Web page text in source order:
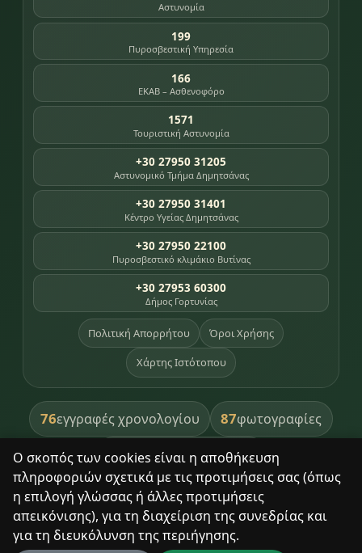
Ο σκοπός των cookies είναι η αποθήκευση
πληροφοριών σχετικά με τις προτιμήσεις σας (όπως
η επιλογή γλώσσας ή άλλες προτιμήσεις
απεικόνισης), για τη διαχείριση της συνεδρίας και
για τη διευκόλυνση της περιήγησης.
Αστυνομία
199
Πυροσβεστική Υπηρεσία
166
ΕΚΑΒ – Ασθενοφόρο
1571
Τουριστική Αστυνομία
+30 27950 31205
Αστυνομικό Τμήμα Δημητσάνας
+30 27950 31401
Κέντρο Υγείας Δημητσάνας
+30 27950 22100
Πυροσβεστικό κλιμάκιο Βυτίνας
+30 27953 60300
Δήμος Γορτυνίας
Πολιτική Απορρήτου Όροι Χρήσης
Χάρτης Ιστότοπου
76εγγραφές χρονολογίου 87φωτογραφίες
391βιβλία βιβλιοθήκης
8σημεία κληρονομιάς
Με σεβασμό στον τόπο και τους ανθρώπους του.